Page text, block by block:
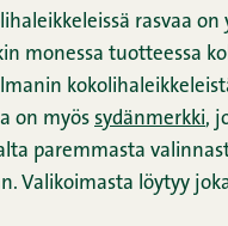
rasvaa on
monessa tuotteessa
on myös sydänmerkki,
paremmasta
Valikoimasta löytyy